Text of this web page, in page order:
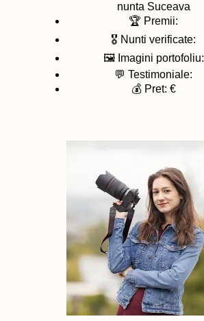
nunta Suceava
🏆 Premii:
🎖️ Nunti verificate:
🖼️ Imagini portofoliu:
💬 Testimoniale:
💰 Pret: €